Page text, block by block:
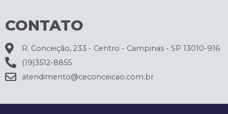
CONTATO
R. Conceição, 233 - Centro - Campinas - SP 13010-916
(19)3512-8855
atendimento@ceconceicao.com.br